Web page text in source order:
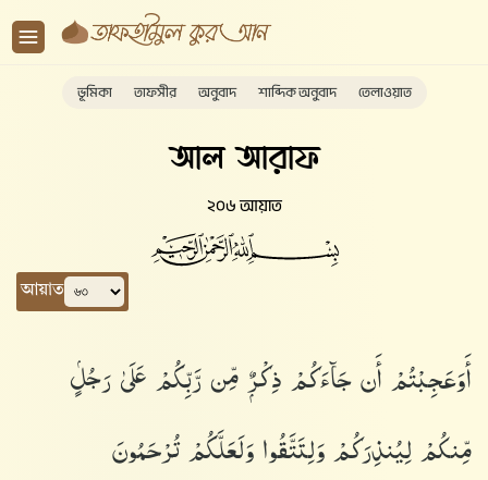
ভূমিকা তাফসীর অনুবাদ শাব্দিক অনুবাদ তেলাওয়াত
আল আরাফ
২০৬ আয়াত
আয়াত
أَوَعَجِبْتُمْ أَن جَآءَكُمْ ذِكْرٌۭ مِّن رَّبِّكُمْ عَلَىٰ رَجُلٍۢ
مِّنكُمْ لِيُنذِرَكُمْ وَلِتَتَّقُوا۟ وَلَعَلَّكُمْ تُرْحَمُونَ